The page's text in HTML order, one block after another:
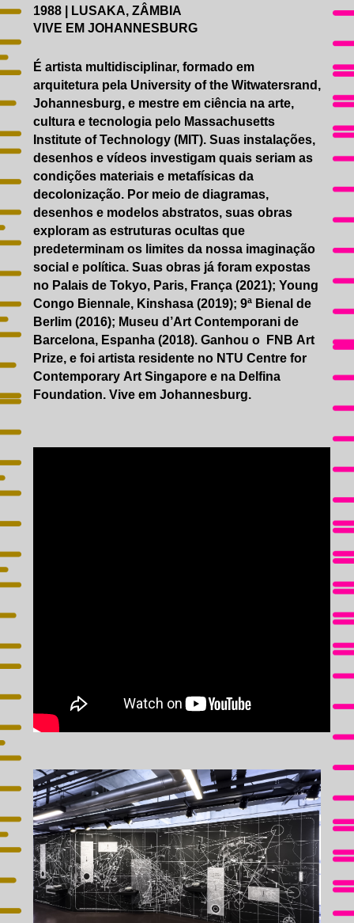
1988 | LUSAKA, ZÂMBIA
VIVE EM JOHANNESBURG
É artista multidisciplinar, formado em
arquitetura pela University of the Witwatersrand,
Johannesburg, e mestre em ciência na arte,
cultura e tecnologia pelo Massachusetts
Institute of Technology (MIT). Suas instalações,
desenhos e vídeos investigam quais seriam as
condições materiais e metafísicas da
decolonização. Por meio de diagramas,
desenhos e modelos abstratos, suas obras
exploram as estruturas ocultas que
predeterminam os limites da nossa imaginação
social e política. Suas obras já foram expostas
no Palais de Tokyo, Paris, França (2021); Young
Congo Biennale, Kinshasa (2019); 9ª Bienal de
Berlim (2016); Museu d’Art Contemporani de
Barcelona, Espanha (2018). Ganhou o FNB Art
Prize, e foi artista residente no NTU Centre for
Contemporary Art Singapore e na Delfina
Foundation. Vive em Johannesburg.